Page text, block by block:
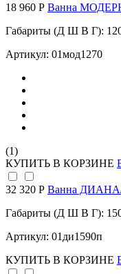
18 960 Р Ванна
Габариты (Д Ш В Г):
Артикул: 01мод1270
(1)
КУПИТЬ В КОРЗИНЕ
32 320 Р Ванна
Габариты (Д Ш В Г):
Артикул: 01ди1590п
КУПИТЬ В КОРЗИНЕ